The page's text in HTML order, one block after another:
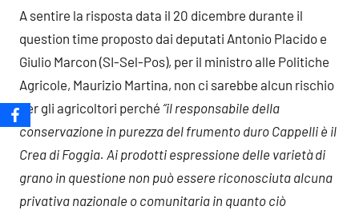
A sentire la risposta data il 20 dicembre durante il
question time proposto dai deputati Antonio Placido e
Giulio Marcon (SI-Sel-Pos), per il ministro alle Politiche
Agricole, Maurizio Martina, non ci sarebbe alcun rischio
per gli agricoltori perché “il responsabile della
conservazione in purezza del frumento duro Cappelli è il
Crea di Foggia. Ai prodotti espressione delle varietà di
grano in questione non può essere riconosciuta alcuna
privativa nazionale o comunitaria in quanto ciò